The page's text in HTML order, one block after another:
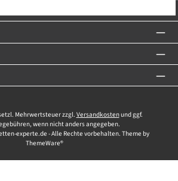
Mehrwertsteuer zzgl. Versandkostenund ggf.
wenn nicht anders angegeben.
experte.de - Alle Rechte vorbehalten. Theme by
ThemeWare®